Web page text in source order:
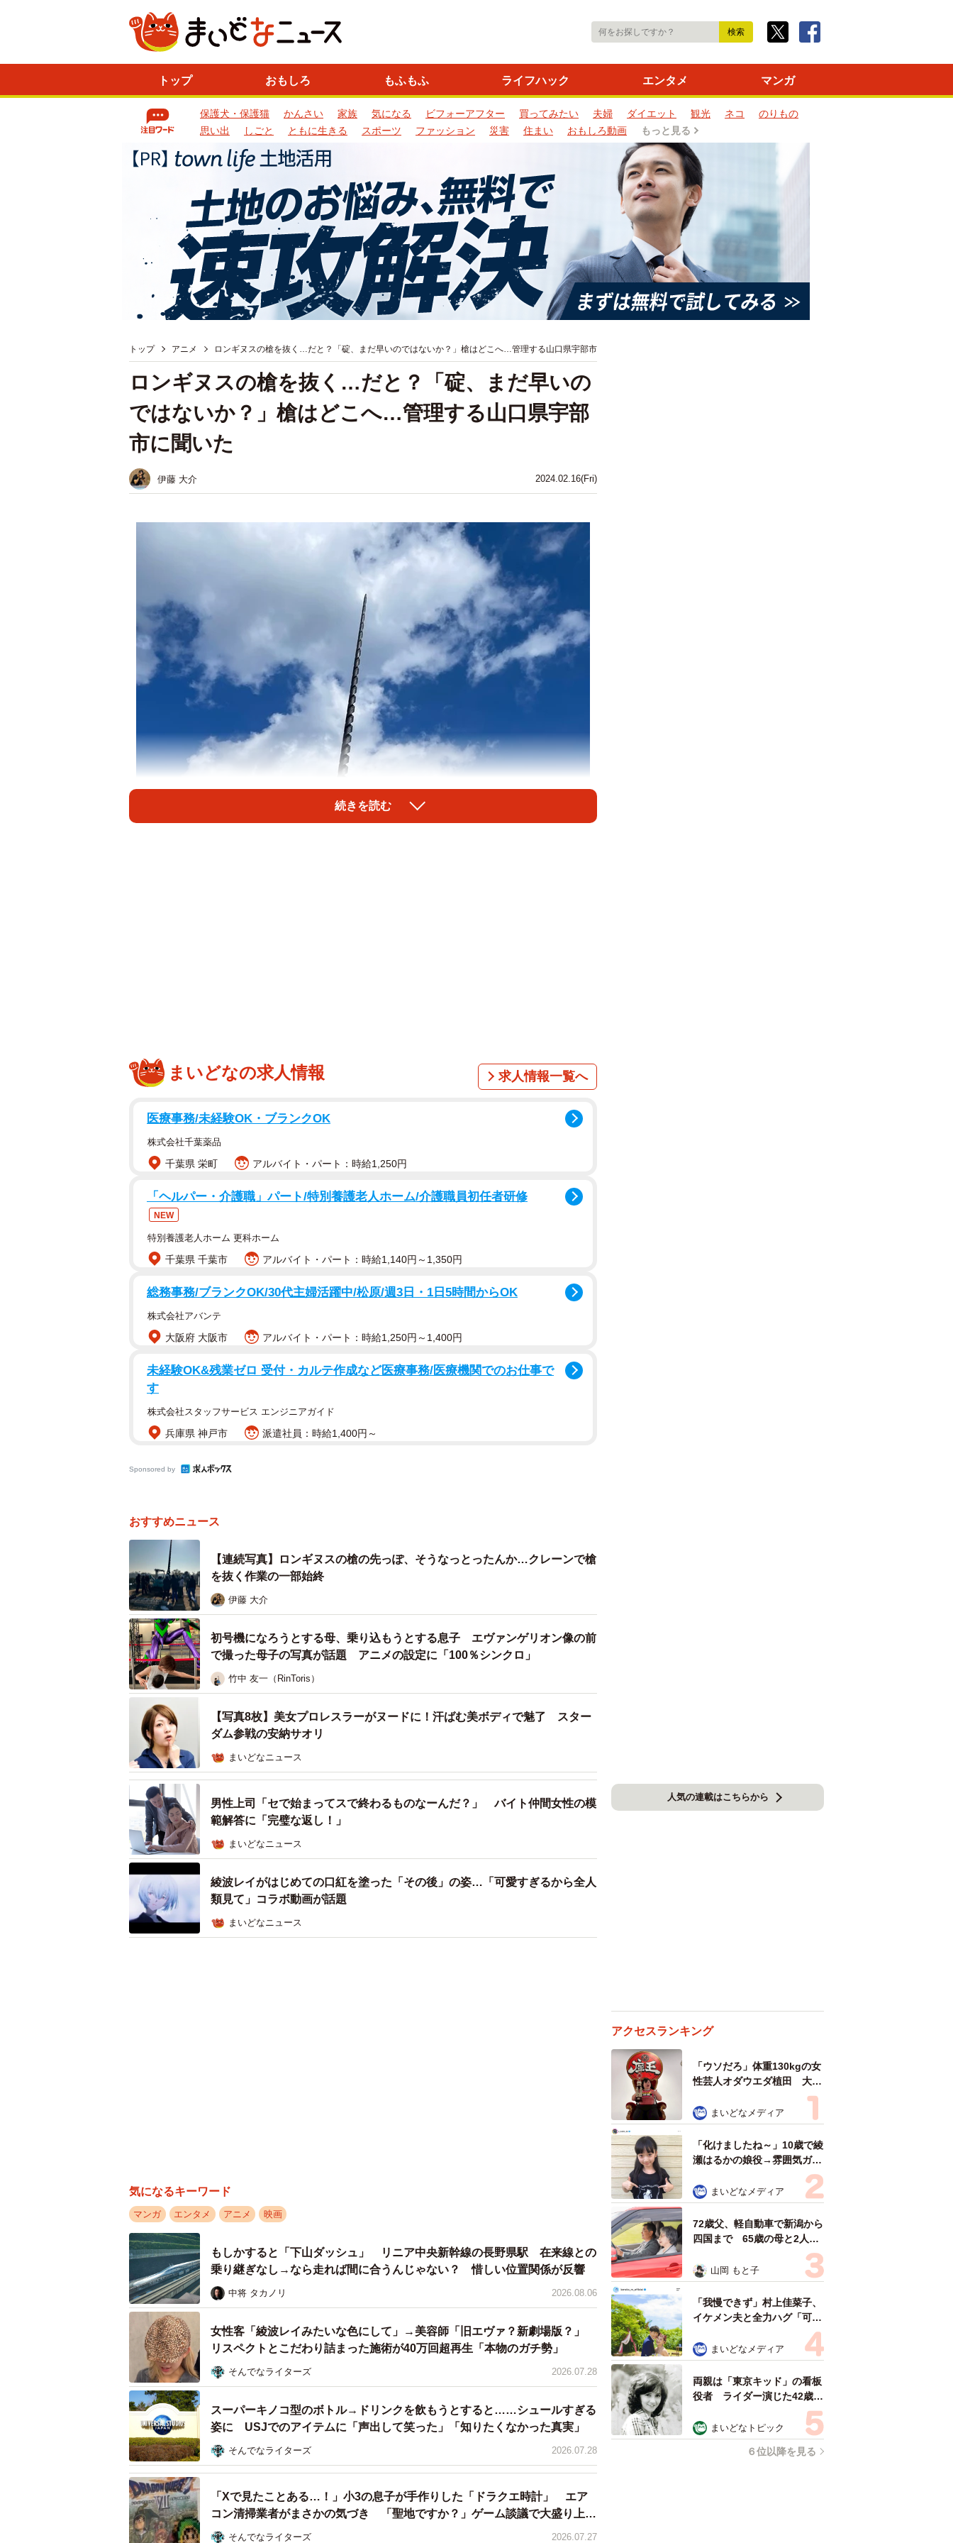
トップ おもしろ もふもふ ライフハック エンタメ マンガ
保護犬・保護猫 かんさい 家族 気になる ビフォーアフター 買ってみたい 夫婦 ダイエット 観光 ネコ
のりもの
思い出
しごと ともに生きる スポーツ ファッション 災害 住まい おもしろ動画 もっと見る
トップ アニメ ロンギヌスの槍を抜く…だと？「碇、まだ早いのではないか？」槍はどこへ…管理する山口県宇部市
2024.02.16(Fri)
ロンギヌスの槍を抜く…だと？「碇、まだ早いの
ではないか？」槍はどこへ…管理する山口県宇部
市に聞いた
伊藤 大介
1/9
「ロンギヌスの槍は、ときわ公園内に移設します」。ロンギヌスの槍を展示するときわ公園
（山口県宇部市）が、槍の引っ越しを発表しました。全長7.3メートルの槍を抜き、公園内
に移すといいます。
まだ早いのではないか？」と問いかけそうな局面ですが、緊急を要する使途があったのでし
ょうか。ときわ公園がある宇部市に聞きました。
続きを読む
まいどなの求人情報 求人情報一覧へ
医療事務/未経験OK・ブランクOK
株式会社千葉薬品
千葉県 栄町 アルバイト・パート：時給1,250円
「ヘルパー・介護職」パート/特別養護老人ホーム/介護職員初任者研修
NEW
特別養護老人ホーム 更科ホーム
千葉県 千葉市 アルバイト・パート：時給1,140円～1,350円
総務事務/ブランクOK/30代主婦活躍中/松原/週3日・1日5時間からOK
株式会社アバンテ
大阪府 大阪市 アルバイト・パート：時給1,250円～1,400円
未経験OK&残業ゼロ 受付・カルテ作成など医療事務/医療機関でのお仕事で
す
株式会社スタッフサービス エンジニアガイド
兵庫県 神戸市 派遣社員：時給1,400円～
Sponsored by
おすすめニュース
【連続写真】ロンギヌスの槍の先っぽ、そうなっとったんか…クレーンで槍
を抜く作業の一部始終
伊藤 大介
初号機になろうとする母、乗り込もうとする息子 エヴァンゲリオン像の前
で撮った母子の写真が話題 アニメの設定に「100％シンクロ」
竹中 友一（RinToris）
【写真8枚】美女プロレスラーがヌードに！汗ばむ美ボディで魅了 スター
ダム参戦の安納サオリ
まいどなニュース
男性上司「セで始まってスで終わるものなーんだ？」 バイト仲間女性の模
範解答に「完璧な返し！」
まいどなニュース
綾波レイがはじめての口紅を塗った「その後」の姿…「可愛すぎるから全人
類見て」コラボ動画が話題
まいどなニュース
気になるキーワード
マンガ エンタメ アニメ 映画
もしかすると「下山ダッシュ」 リニア中央新幹線の長野県駅 在来線との
乗り継ぎなし→なら走れば間に合うんじゃない？ 惜しい位置関係が反響
中将 タカノリ 2026.08.06
女性客「綾波レイみたいな色にして」→美容師「旧エヴァ？新劇場版？」
リスペクトとこだわり詰まった施術が40万回超再生「本物のガチ勢」
そんでなライターズ 2026.07.28
スーパーキノコ型のボトル→ドリンクを飲もうとすると……シュールすぎる
姿に USJでのアイテムに「声出して笑った」「知りたくなかった真実」
そんでなライターズ 2026.07.28
「Xで見たことある…！」小3の息子が手作りした「ドラクエ時計」 エア
コン清掃業者がまさかの気づき 「聖地ですか？」ゲーム談議で大盛り上が
り
そんでなライターズ 2026.07.27
人気の連載はこちらから
アクセスランキング
「ウソだろ」体重130kgの女
性芸人オダウエダ植田 大学
時代のほっそり姿に「マジ
で」 まいどなメディア
「化けましたね～」10歳で綾
瀬はるかの娘役→雰囲気ガラ
リの18歳に成長 「メイクで
雰囲気が」「宝塚に入れそ
う」
まいどなメディア
72歳父、軽自動車で新潟から
四国まで 65歳の母と2人で
3泊4日の旅 パーキングの休
憩まで分刻み… 「大学生で
も組まねえよ！」
山岡 もと子
「我慢できず」村上佳菜子、
イケメン夫と全力ハグ「可愛
いふたり」「素敵なご夫婦」
まいどなメディア
両親は「東京キッド」の看板
役者 ライダー演じた42歳元
俳優が再婚妻との「ウエディ
ングフォト」計画を明言
「センスあるカメラマン求
まいどなトピック
６位以降を見る